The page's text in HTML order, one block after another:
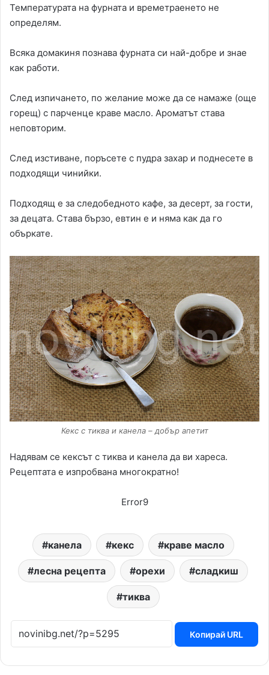
Температурата на фурната и времетраенето не
определям.
Всяка домакиня познава фурната си най-добре и знае
как работи.
След изпичането, по желание може да се намаже (още
горещ) с парченце краве масло. Ароматът става
неповторим.
След изстиване, поръсете с пудра захар и поднесете в
подходящи чинийки.
Подходящ е за следобедното кафе, за десерт, за гости,
за децата. Става бързо, евтин е и няма как да го
объркате.
Кекс с тиква и канела – добър апетит
Надявам се кексът с тиква и канела да ви хареса.
Рецептата е изпробвана многократно!
Error9
канела кекс краве масло
лесна рецепта орехи сладкиш
тиква
Копирай URL